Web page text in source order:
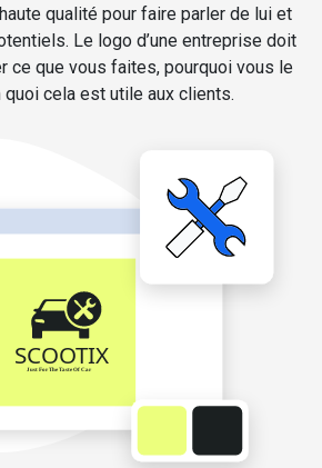
qualité pour faire parler de lui et
Le logo d’une entreprise doit
ce que vous faites, pourquoi vous le
cela est utile aux clients.